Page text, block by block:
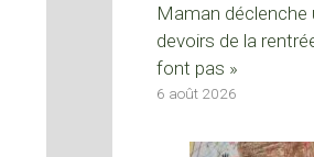
Maman déclenche
devoirs de la
font pas »
6 août 2026